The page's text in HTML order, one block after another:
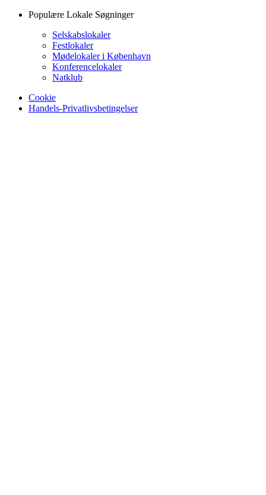
Populære Lokale Søgninger
Selskabslokaler
Festlokaler
Mødelokaler i København
Konferencelokaler
Natklub
Cookie
Handels-Privatlivsbetingelser